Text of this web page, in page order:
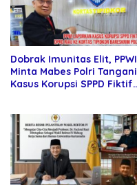
Dobrak Imunitas Elit, PPWI
Minta Mabes Polri Tangani
Kasus Korupsi SPPD Fiktif